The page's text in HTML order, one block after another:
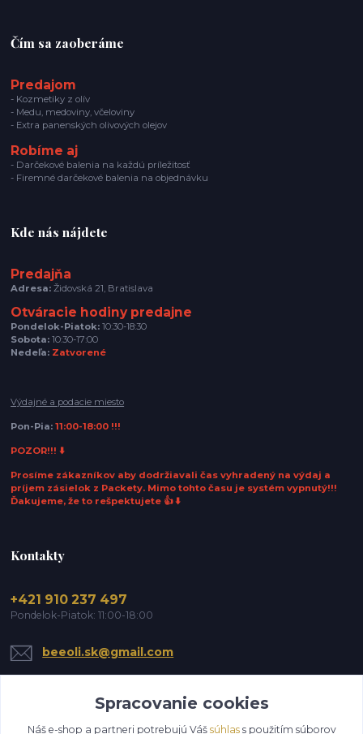
Čím sa zaoberáme
Predajom
- Kozmetiky z olív
- Medu, medoviny, včeloviny
- Extra panenských olivových olejov
Robíme aj
- Darčekové balenia na každú príležitosť
- Firemné darčekové balenia na objednávku
Kde nás nájdete
Predajňa
Adresa: Židovská 21, Bratislava
Otváracie hodiny predajne
Pondelok-Piatok: 10:30-18:30
Sobota: 10:30-17:00
Nedeľa: Zatvorené
Výdajné a podacie miesto
Pon-Pia:11:00-18:00 !!!
POZOR!!! ⬇️
Prosíme zákazníkov aby dodržiavali čas vyhradený na výdaj a
príjem zásielok z Packety. Mimo tohto času je systém vypnutý!!!
Ďakujeme, že to rešpektujete 👍 ⬇️
Kontakty
+421 910 237 497
Pondelok-Piatok: 11:00-18:00
beeoli.sk@gmail.com
Spracovanie cookies
Náš e-shop a partneri potrebujú Váš súhlass použitím súborov